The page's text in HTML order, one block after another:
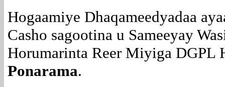
Hogaamiye Dhaqameedyadaa
Casho sagootina u Sameeyay
Horumarinta Reer Miyiga DGPL
Ponarama.